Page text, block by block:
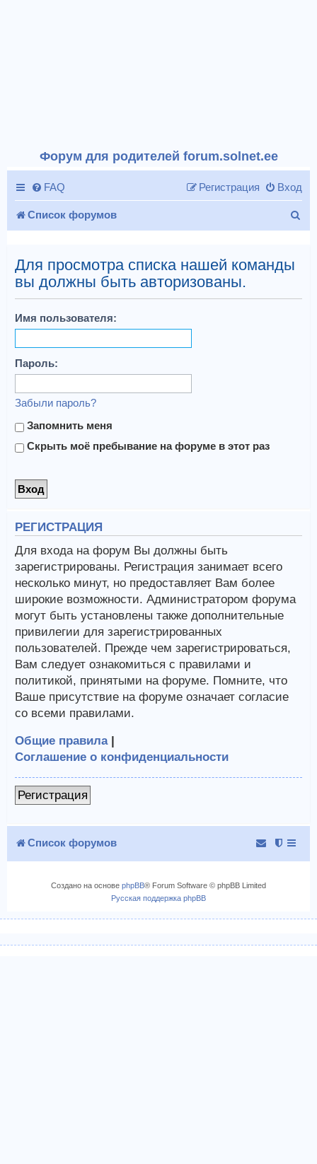
Форум для родителей forum.solnet.ee
FAQ Вход
Регистрация
Список форумов
Для просмотра списка нашей команды
вы должны быть авторизованы.
Имя пользователя:
Пароль:
Забыли пароль?
Запомнить меня
Скрыть моё пребывание на форуме в этот раз
РЕГИСТРАЦИЯ
Для входа на форум Вы должны быть
зарегистрированы. Регистрация занимает всего
несколько минут, но предоставляет Вам более
широкие возможности. Администратором форума
могут быть установлены также дополнительные
привилегии для зарегистрированных
пользователей. Прежде чем зарегистрироваться,
Вам следует ознакомиться с правилами и
политикой, принятыми на форуме. Помните, что
Ваше присутствие на форуме означает согласие
со всеми правилами.
Общие правила|
Соглашение о конфиденциальности
Регистрация
Список форумов
Создано на основе phpBB® Forum Software © phpBB Limited
Русская поддержка phpBB